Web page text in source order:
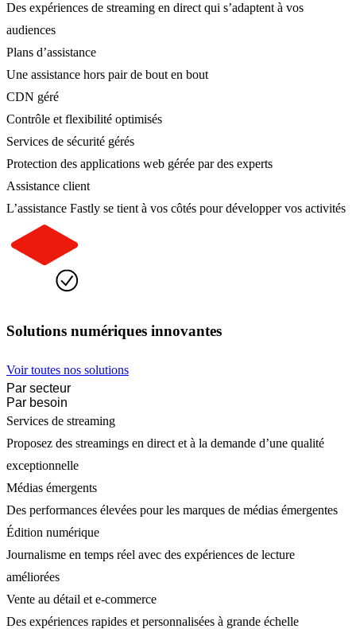
Des expériences de streaming en direct qui s’adaptent à vos
audiences
Plans d’assistance
Une assistance hors pair de bout en bout
CDN géré
Contrôle et flexibilité optimisés
Services de sécurité gérés
Protection des applications web gérée par des experts
Assistance client
L’assistance Fastly se tient à vos côtés pour développer vos activités
Solutions numériques innovantes
Voir toutes nos solutions
Par secteur
Par besoin
Services de streaming
Proposez des streamings en direct et à la demande d’une qualité
exceptionnelle
Médias émergents
Des performances élevées pour les marques de médias émergentes
Édition numérique
Journalisme en temps réel avec des expériences de lecture
améliorées
Vente au détail et e-commerce
Des expériences rapides et personnalisées à grande échelle